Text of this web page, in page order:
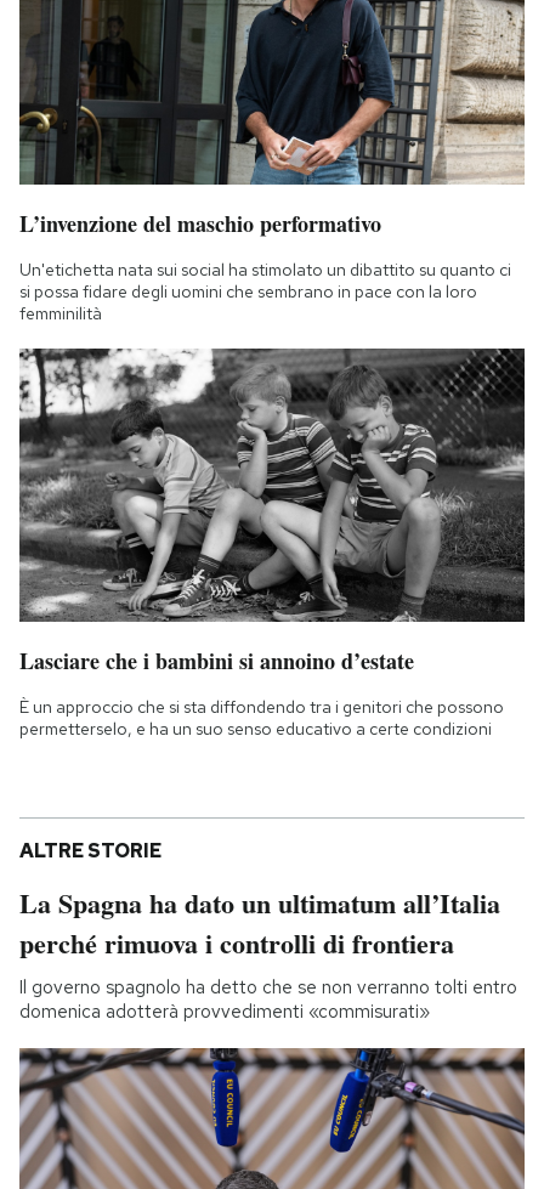
L’invenzione del maschio performativo
Un'etichetta nata sui social ha stimolato un dibattito su quanto ci
si possa fidare degli uomini che sembrano in pace con la loro
femminilità
Lasciare che i bambini si annoino d’estate
È un approccio che si sta diffondendo tra i genitori che possono
permetterselo, e ha un suo senso educativo a certe condizioni
ALTRE STORIE
La Spagna ha dato un ultimatum all’Italia
perché rimuova i controlli di frontiera
Il governo spagnolo ha detto che se non verranno tolti entro
domenica adotterà provvedimenti «commisurati»